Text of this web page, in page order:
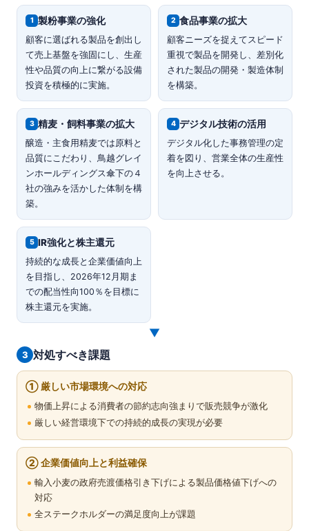
1 製粉事業の強化
顧客に選ばれる製品を創出し
て売上基盤を強固にし、生産
性や品質の向上に繋がる設備
投資を積極的に実施。
2 食品事業の拡大
顧客ニーズを捉えてスピード
重視で製品を開発し、差別化
された製品の開発・製造体制
を構築。
3 精麦・飼料事業の拡大
醸造・主食用精麦では原料と
品質にこだわり、鳥越グレイ
ンホールディングス傘下の４
社の強みを活かした体制を構
築。
4 デジタル技術の活用
デジタル化した事務管理の定
着を図り、営業全体の生産性
を向上させる。
5 IR強化と株主還元
持続的な成長と企業価値向上
を目指し、2026年12月期ま
での配当性向100％を目標に
株主還元を実施。
▼
3 対処すべき課題
① 厳しい市場環境への対応
物価上昇による消費者の節約志向強まりで販売競争が激化
厳しい経営環境下での持続的成長の実現が必要
② 企業価値向上と利益確保
輸入小麦の政府売渡価格引き下げによる製品価格値下げへの
対応
全ステークホルダーの満足度向上が課題